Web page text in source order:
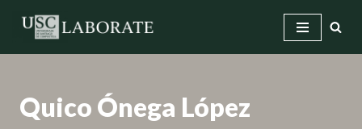
Saltar
Quico Ónega López